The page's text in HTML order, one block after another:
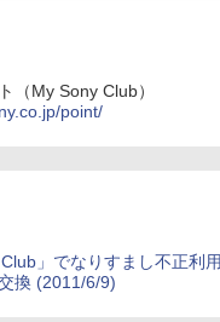
（My Sony Club）
point/
Club」でなりすまし不正利
換 (2011/6/9)